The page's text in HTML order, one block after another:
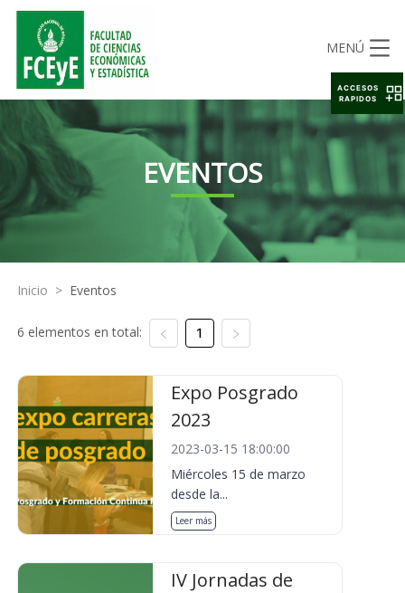
MENÚ
EVENTOS
Inicio > Eventos
6 elementos en total: 1
Expo Posgrado
2023
2023-03-15 18:00:00
Miércoles 15 de marzo
desde la...
Leer más
IV Jornadas de
ACCESOS
RAPIDOS